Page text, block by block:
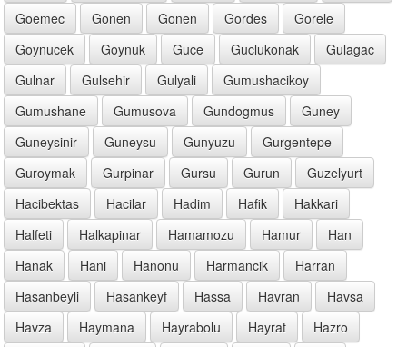
Goemec
Gonen Gonen Gordes
Gorele
Goynucek
Goynuk Guce Guclukonak
Gulagac
Gulnar
Gulsehir Gulyali
Gumushacikoy
Gumushane
Gumusova Gundogmus
Guney
Guneysinir
Guneysu Gunyuzu
Gurgentepe
Guroymak
Gurpinar Gursu Gurun
Guzelyurt
Hacibektas
Hacilar Hadim Hafik
Hakkari
Halfeti
Halkapinar Hamamozu Hamur
Han
Hanak
Hani Hanonu Harmancik
Harran
Hasanbeyli
Hasankeyf Hassa Havran
Havsa
Havza
Haymana Hayrabolu Hayrat
Hazro